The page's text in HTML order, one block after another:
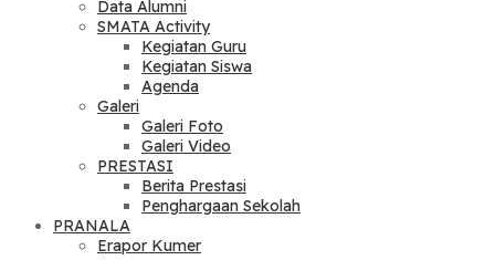
Data Alumni
SMATA Activity
Kegiatan Guru
Kegiatan Siswa
Agenda
Galeri
Galeri Foto
Galeri Video
PRESTASI
Berita Prestasi
Penghargaan Sekolah
PRANALA
Erapor Kumer